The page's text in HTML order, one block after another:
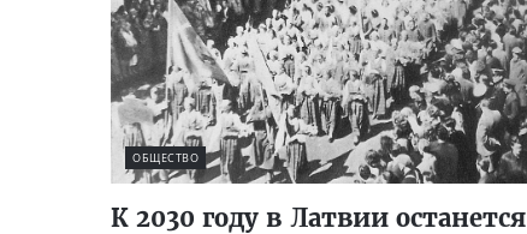
ОБЩЕСТВО
К 2030 году в Латвии останется